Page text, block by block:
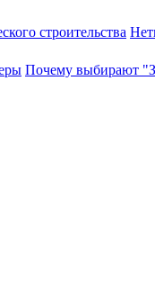
строительства
Почему выбирают